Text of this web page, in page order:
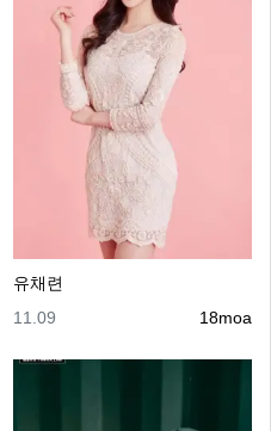
유채련
등록자
18moa
등록일
11.09